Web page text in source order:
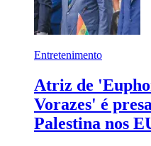
Entretenimento
Atriz de
Vorazes' é
Palestina nos